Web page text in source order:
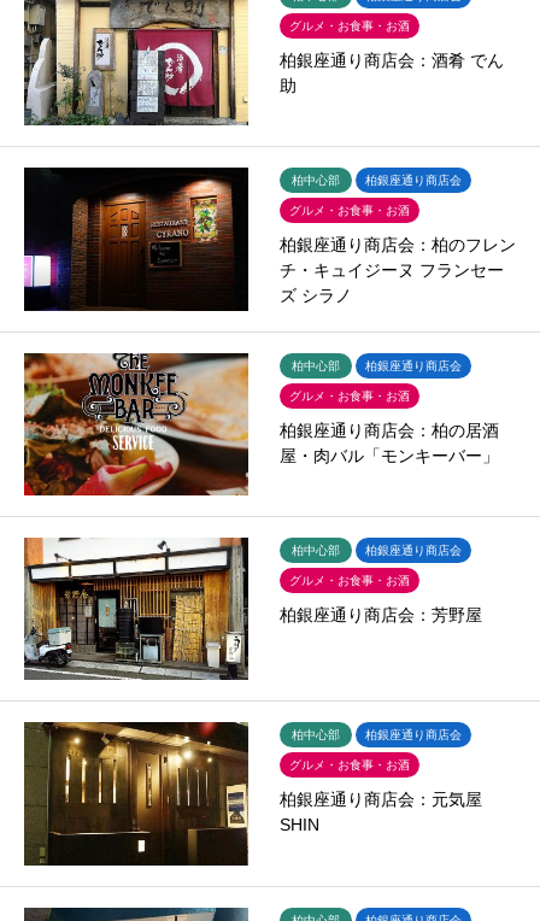
グルメ・お食事・お酒
柏銀座通り商店会：酒肴 でん
助
柏中心部 柏銀座通り商店会
グルメ・お食事・お酒
柏銀座通り商店会：柏のフレン
チ・キュイジーヌ フランセー
ズ シラノ
柏中心部 柏銀座通り商店会
グルメ・お食事・お酒
柏銀座通り商店会：柏の居酒
屋・肉バル「モンキーバー」
柏中心部 柏銀座通り商店会
グルメ・お食事・お酒
柏銀座通り商店会：芳野屋
柏中心部 柏銀座通り商店会
グルメ・お食事・お酒
柏銀座通り商店会：元気屋
SHIN